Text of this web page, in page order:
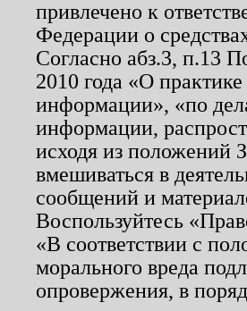
привлечено к
Федерации о
Согласно абз.3, п.13
2010 года «О
информации», «по
информации,
исходя из положений
вмешиваться в
сообщений и
Воспользуйтесь
«В соответствии с
морального вреда
опровержения, в